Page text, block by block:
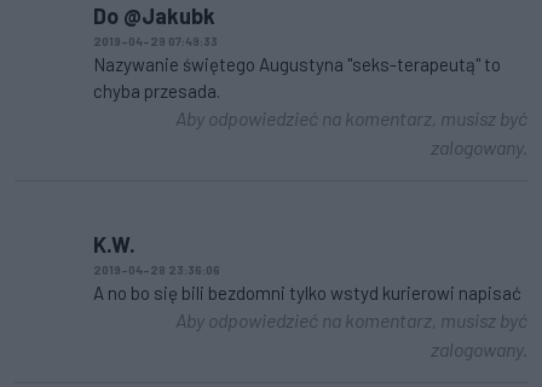
Do @Jakubk
2019-04-29 07:49:33
Nazywanie świętego Augustyna "seks-terapeutą" to
chyba przesada.
Aby odpowiedzieć na komentarz, musisz być
zalogowany.
K.W.
2019-04-28 23:36:06
A no bo się bili bezdomni tylko wstyd kurierowi napisać
Aby odpowiedzieć na komentarz, musisz być
zalogowany.